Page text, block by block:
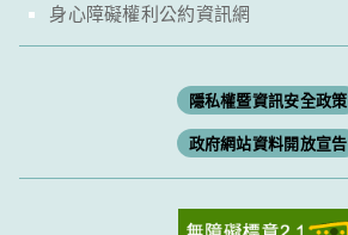
身心障礙權利公約資訊網
隱私權暨資訊安全政策
政府網站資料開放宣告